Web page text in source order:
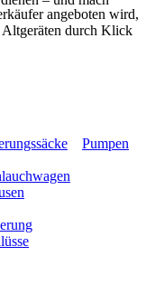
angeboten wird,
durch Klick
Pumpen